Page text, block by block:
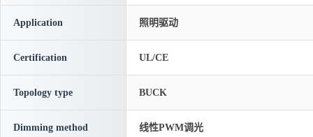
Application 照明驱动
Certification UL/CE
Topology type BUCK
Dimming method 线性PWM调光